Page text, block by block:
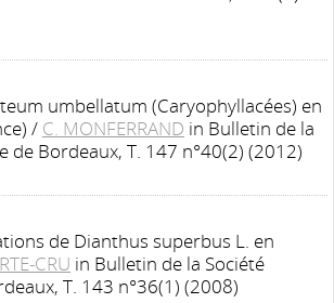
umbellatum (Caryophyllacées) en
/ C. MONFERRAND in Bulletin de la
de Bordeaux, T. 147 n°40(2) (2012)
de Dianthus superbus L. en
CRU in Bulletin de la Société
T. 143 n°36(1) (2008)